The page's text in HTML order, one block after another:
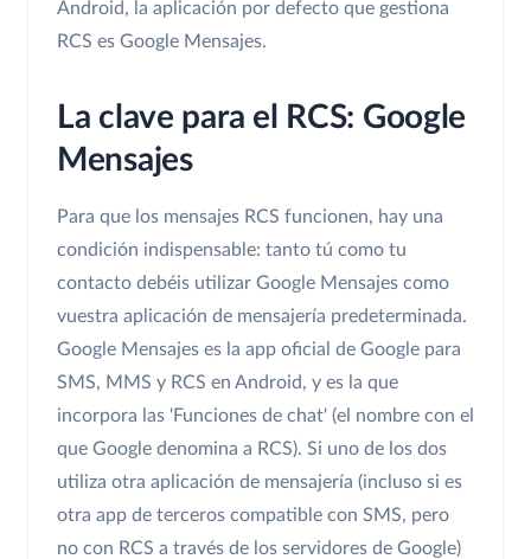
Android, la aplicación por defecto que gestiona
RCS es Google Mensajes.
La clave para el RCS: Google
Mensajes
Para que los mensajes RCS funcionen, hay una
condición indispensable: tanto tú como tu
contacto debéis utilizar Google Mensajes como
vuestra aplicación de mensajería predeterminada.
Google Mensajes es la app oficial de Google para
SMS, MMS y RCS en Android, y es la que
incorpora las 'Funciones de chat' (el nombre con el
que Google denomina a RCS). Si uno de los dos
utiliza otra aplicación de mensajería (incluso si es
otra app de terceros compatible con SMS, pero
no con RCS a través de los servidores de Google)